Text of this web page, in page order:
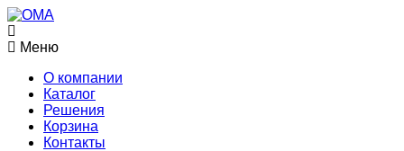
Меню
О компании
Каталог
Решения
Корзина
Контакты